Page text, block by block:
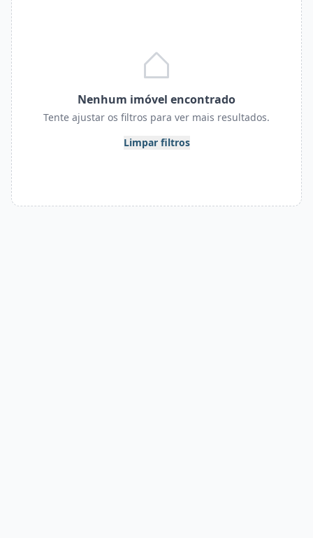
Nenhum imóvel encontrado
Tente ajustar os filtros para ver mais resultados.
Limpar filtros